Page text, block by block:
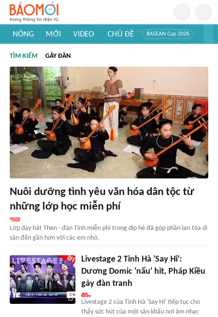
NÓNG MỚI VIDEO CHỦ ĐỀ #ASEAN Cup 2026
#Khám phá thế giới
TÌM KIẾM GẢY ĐÀN
Nuôi dưỡng tình yêu văn hóa dân tộc từ
những lớp học miễn phí
Lớp dạy hát Then - đàn Tính miễn phí trong dịp hè đã góp phần lan tỏa di
sản đến gần hơn với các em nhỏ.
Livestage 2 Tinh Hà 'Say Hi':
Dương Domic 'nấu' hit, Pháp Kiều
gảy đàn tranh
Livestage 2 của Tinh Hà 'Say Hi' tiếp tục cho
thấy sức hút của một sân khấu nơi âm nhạc